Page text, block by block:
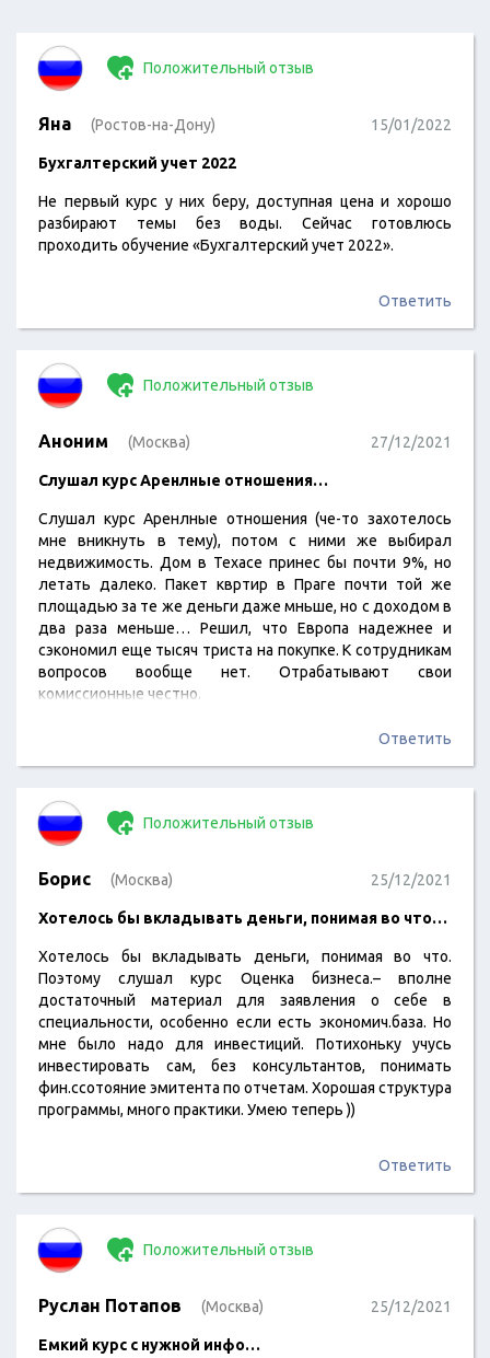
Положительный отзыв
Яна (Ростов-на-Дону) 15/01/2022
Бухгалтерский учет 2022
Не первый курс у них беру, доступная цена и хорошо
разбирают темы без воды. Сейчас готовлюсь
проходить обучение «Бухгалтерский учет 2022».
Ответить
Положительный отзыв
Аноним (Москва) 27/12/2021
Слушал курс Аренлные отношения…
Слушал курс Аренлные отношения (че-то захотелось
мне вникнуть в тему), потом с ними же выбирал
недвижимость. Дом в Техасе принес бы почти 9%, но
летать далеко. Пакет квртир в Праге почти той же
площадью за те же деньги даже мньше, но с доходом в
два раза меньше… Решил, что Европа надежнее и
сэкономил еще тысяч триста на покупке. К сотрудникам
вопросов вообще нет. Отрабатывают свои
комиссионные честно.
Ответить
Положительный отзыв
Борис (Москва) 25/12/2021
Хотелось бы вкладывать деньги, понимая во что…
Хотелось бы вкладывать деньги, понимая во что.
Поэтому слушал курс Оценка бизнеса.– вполне
достаточный материал для заявления о себе в
специальности, особенно если есть экономич.база. Но
мне было надо для инвестиций. Потихоньку учусь
инвестировать сам, без консультантов, понимать
фин.ссотояние эмитента по отчетам. Хорошая структура
программы, много практики. Умею теперь ))
Ответить
Положительный отзыв
Руслан Потапов (Москва) 25/12/2021
Емкий курс с нужной инфо…